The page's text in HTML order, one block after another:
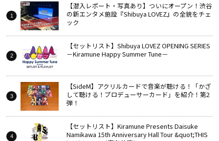
【潜入レポート・写真あり】ついにオープン！渋谷
の新エンタメ施設『Shibuya LOVEZ』の全貌をチェ
ック
【セットリスト】Shibuya LOVEZ OPENING SERIES
－Kiramune Happy Summer Tune－
【SideM】アクリルカードで音楽が聴ける！「かざ
して聴ける！プロデューサーカード」を紹介！第2
弾！
【セットリスト】Kiramune Presents Daisuke
Namikawa 15th Anniversary Hall Tour &quot;THIS